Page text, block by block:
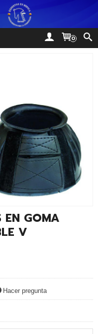
0
EN GOMA
V
Hacer pregunta